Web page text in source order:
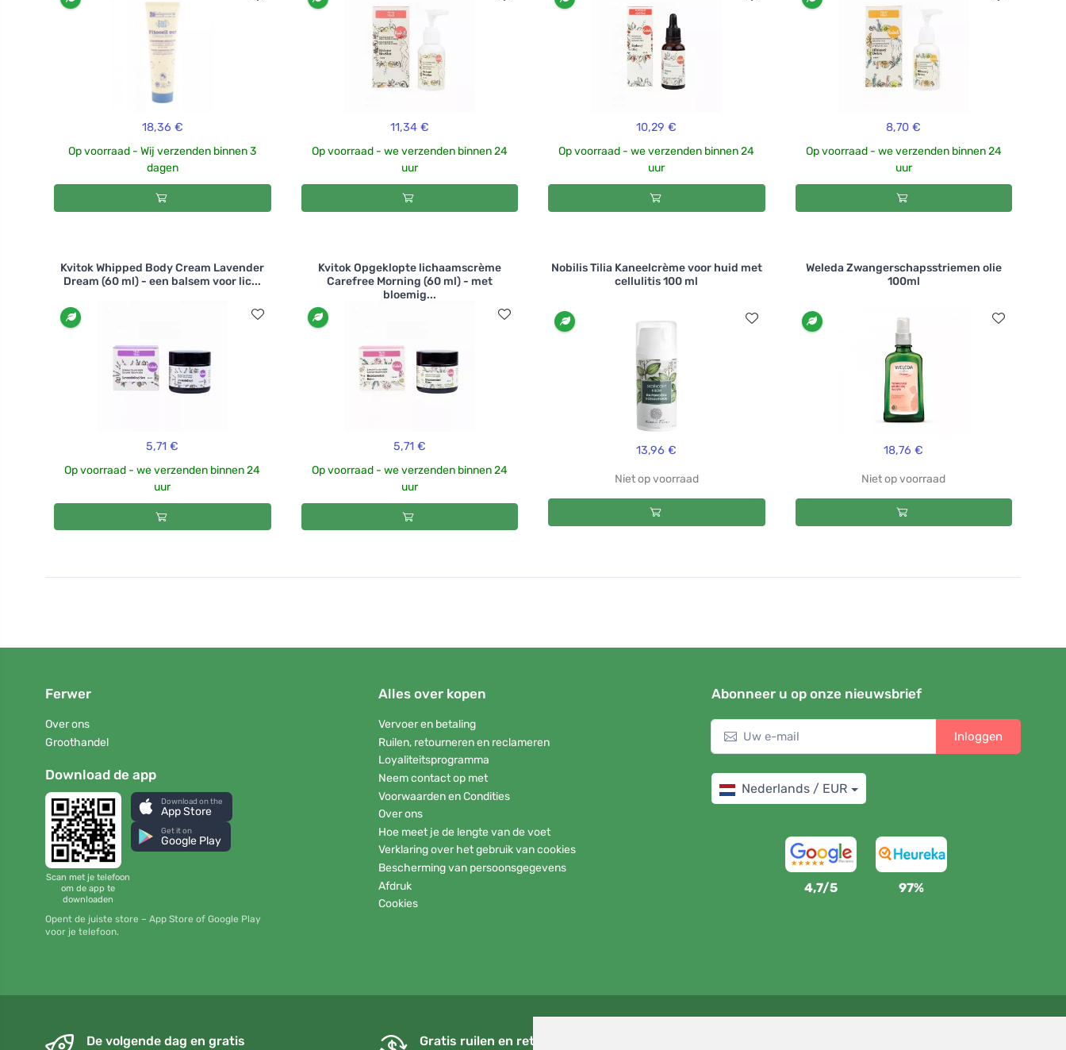
18,36 €
Op voorraad - Wij verzenden binnen 3
dagen
11,34 €
Op voorraad - we verzenden binnen 24
uur
10,29 €
Op voorraad - we verzenden binnen 24
uur
8,70 €
Op voorraad - we verzenden binnen 24
uur
Kvitok Whipped Body Cream Lavender
Dream (60 ml) - een balsem voor lic...
5,71 €
Op voorraad - we verzenden binnen 24
uur
Kvitok Opgeklopte lichaamscrème
Carefree Morning (60 ml) - met
bloemig...
5,71 €
Op voorraad - we verzenden binnen 24
uur
Nobilis Tilia Kaneelcrème voor huid met
cellulitis 100 ml
13,96 €
Niet op voorraad
Weleda Zwangerschapsstriemen olie
100ml
18,76 €
Niet op voorraad
Ferwer
Over ons
Groothandel
Download de app
Scan met je telefoon
om de app te
downloaden
Download on the
App Store
Get it on
Google Play
Opent de juiste store – App Store of Google Play
voor je telefoon.
Alles over kopen
Vervoer en betaling
Ruilen, retourneren en reclameren
Loyaliteitsprogramma
Neem contact op met
Voorwaarden en Condities
Over ons
Hoe meet je de lengte van de voet
Verklaring over het gebruik van cookies
Bescherming van persoonsgegevens
Afdruk
Cookies
Abonneer u op onze nieuwsbrief
Inloggen
Nederlands / EUR
4,7/5 97%
De volgende dag en gratis Gratis ruilen en retourneren